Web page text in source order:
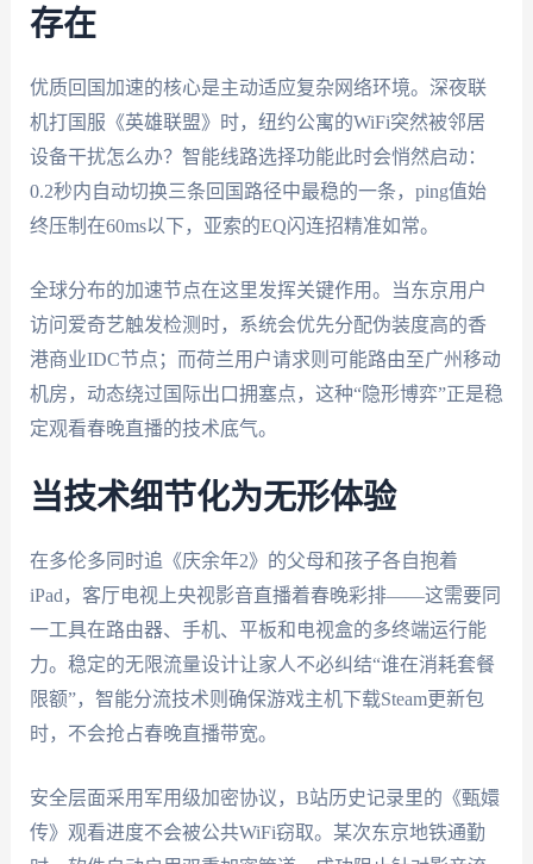
存在
优质回国加速的核心是主动适应复杂网络环境。深夜联
机打国服《英雄联盟》时，纽约公寓的WiFi突然被邻居
设备干扰怎么办？智能线路选择功能此时会悄然启动：
0.2秒内自动切换三条回国路径中最稳的一条，ping值始
终压制在60ms以下，亚索的EQ闪连招精准如常。
全球分布的加速节点在这里发挥关键作用。当东京用户
访问爱奇艺触发检测时，系统会优先分配伪装度高的香
港商业IDC节点；而荷兰用户请求则可能路由至广州移动
机房，动态绕过国际出口拥塞点，这种“隐形博弈”正是稳
定观看春晚直播的技术底气。
当技术细节化为无形体验
在多伦多同时追《庆余年2》的父母和孩子各自抱着
iPad，客厅电视上央视影音直播着春晚彩排——这需要同
一工具在路由器、手机、平板和电视盒的多终端运行能
力。稳定的无限流量设计让家人不必纠结“谁在消耗套餐
限额”，智能分流技术则确保游戏主机下载Steam更新包
时，不会抢占春晚直播带宽。
安全层面采用军用级加密协议，B站历史记录里的《甄嬛
传》观看进度不会被公共WiFi窃取。某次东京地铁通勤